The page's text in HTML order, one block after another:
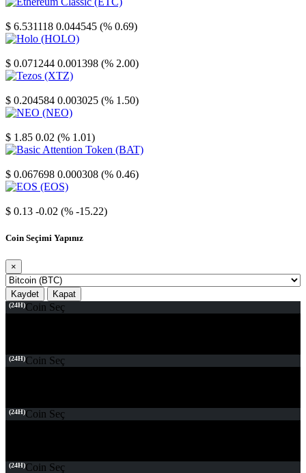
$ 6.531118 0.044545 (% 0.69)
$ 0.071244 0.001398 (% 2.00)
$ 0.204584 0.003025 (% 1.50)
$ 1.85 0.02 (% 1.01)
$ 0.067698 0.000308 (% 0.46)
$ 0.13 -0.02 (% -15.22)
Coin Seçimi Yapınız
×
Kaydet Kapat
(24H)Coin Seç
(24H)Coin Seç
(24H)Coin Seç
(24H)Coin Seç